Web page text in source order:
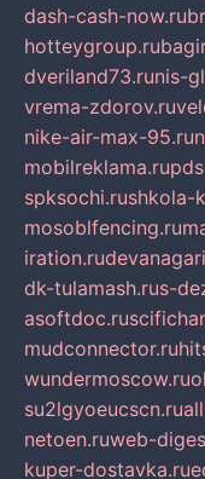
dash-cash-now.ru
hotteygroup.ru
dveriland73.runis-
vrema-zdorov.ru
nike-air-max-95.ru
mobilreklama.ru
spksochi.rushkola-
mosoblfencing.ru
iration.ru
dk-tulamash.rus-
asoftdoc.ru
mudconnector.ru
wundermoscow.ru
su2lgyoeucscn.ru
netoen.ruweb-
kuper-dostavka.ru